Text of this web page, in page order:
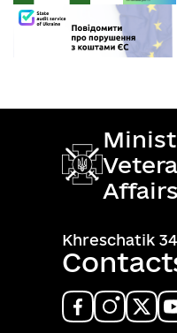
Khreschatik